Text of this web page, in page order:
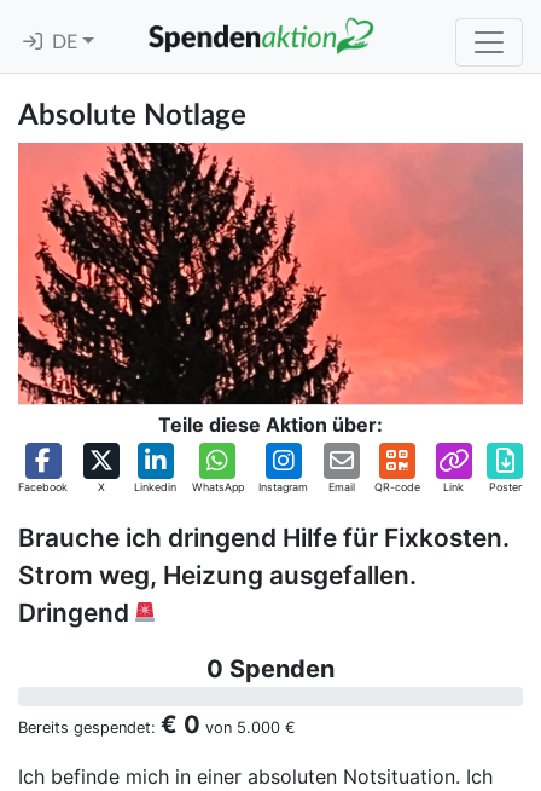
DE
Absolute Notlage
Teile diese Aktion über:
Facebook X Linkedin WhatsApp Instagram Email QR-code Link Poster
Brauche ich dringend Hilfe für Fixkosten.
Strom weg, Heizung ausgefallen.
Dringend
0 Spenden
Bereits gespendet: € 0 von 5.000 €
Ich befinde mich in einer absoluten Notsituation. Ich